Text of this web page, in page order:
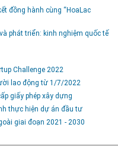
đồng hành cùng “HoaLac
phát triển: kinh nghiệm quốc tế
Challenge 2022
lao động từ 1/7/2022
giấy phép xây dựng
thực hiện dự án đầu tư
giai đoạn 2021 - 2030